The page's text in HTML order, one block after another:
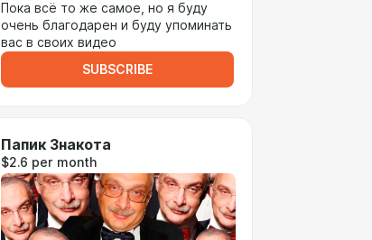
Пока всё то же самое, но я буду
очень благодарен и буду упоминать
вас в своих видео
SUBSCRIBE
Папик Знакота
$2.6 per month